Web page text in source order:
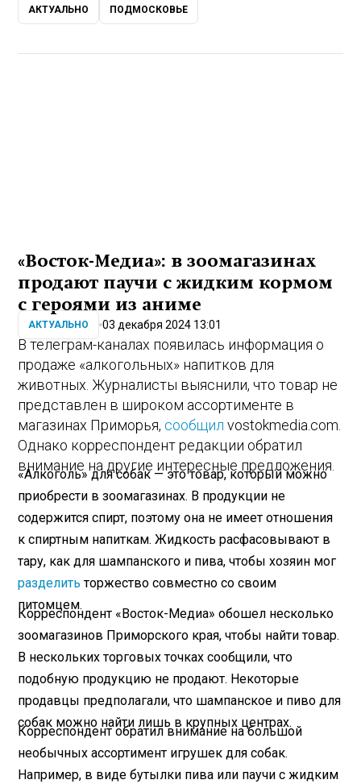
АКТУАЛЬНО ПОДМОСКОВЬЕ
«Восток-Медиа»: в зоомагазинах
продают паучи с жидким кормом
с героями из аниме
АКТУАЛЬНО 03 декабря 2024 13:01
В телеграм-каналах появилась информация о
продаже «алкогольных» напитков для
животных. Журналисты выяснили, что товар не
представлен в широком ассортименте в
магазинах Приморья, сообщил vostokmedia.com.
Однако корреспондент редакции обратил
внимание на другие интересные предложения.
«Алкоголь» для собак — это товар, который можно
приобрести в зоомагазинах. В продукции не
содержится спирт, поэтому она не имеет отношения
к спиртным напиткам. Жидкость расфасовывают в
тару, как для шампанского и пива, чтобы хозяин мог
разделитьторжество совместно со своим
питомцем.
Корреспондент «Восток-Медиа» обошел несколько
зоомагазинов Приморского края, чтобы найти товар.
В нескольких торговых точках сообщили, что
подобную продукцию не продают. Некоторые
продавцы предполагали, что шампанское и пиво для
собак можно найти лишь в крупных центрах.
Корреспондент обратил внимание на большой
необычных ассортимент игрушек для собак.
Например, в виде бутылки пива или паучи с жидким